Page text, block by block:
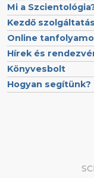
Mi a
Kezdő
Online
Hírek és
Könyvesbolt
Hogyan segítünk?